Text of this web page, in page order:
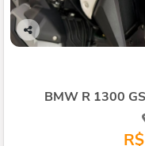
Co
BMW R 1300